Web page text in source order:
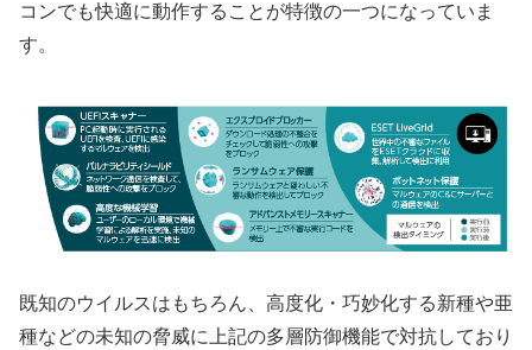
コンでも快適に動作することが特徴の一つになっていま
す。
既知のウイルスはもちろん、高度化・巧妙化する新種や亜
種などの未知の脅威に上記の多層防御機能で対抗しており